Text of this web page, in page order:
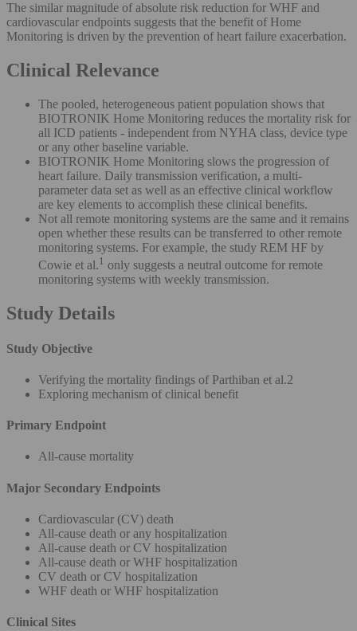
The similar magnitude of absolute risk reduction for WHF and
cardiovascular endpoints suggests that the benefit of Home
Monitoring is driven by the prevention of heart failure exacerbation.
Clinical Relevance
The pooled, heterogeneous patient population shows that
BIOTRONIK Home Monitoring reduces the mortality risk for
all ICD patients - independent from NYHA class, device type
or any other baseline variable.
BIOTRONIK Home Monitoring slows the progression of
heart failure. Daily transmission verification, a multi-
parameter data set as well as an effective clinical workflow
are key elements to accomplish these clinical benefits.
Not all remote monitoring systems are the same and it remains
open whether these results can be transferred to other remote
monitoring systems. For example, the study REM HF by
Cowie et al.1 only suggests a neutral outcome for remote
monitoring systems with weekly transmission.
Study Details
Study Objective
Verifying the mortality findings of Parthiban et al.2
Exploring mechanism of clinical benefit
Primary Endpoint
All-cause mortality
Major Secondary Endpoints
Cardiovascular (CV) death
All-cause death or any hospitalization
All-cause death or CV hospitalization
All-cause death or WHF hospitalization
CV death or CV hospitalization
WHF death or WHF hospitalization
Clinical Sites